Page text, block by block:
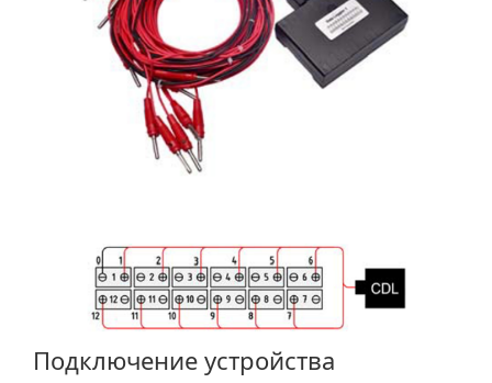
Подключение устройства